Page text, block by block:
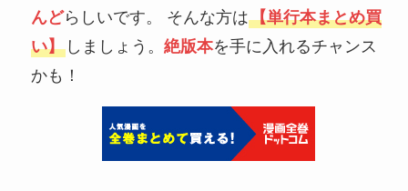
んどらしいです。 そんな方は【単行本まとめ買
い】しましょう。 絶版本を手に入れるチャンス
かも！